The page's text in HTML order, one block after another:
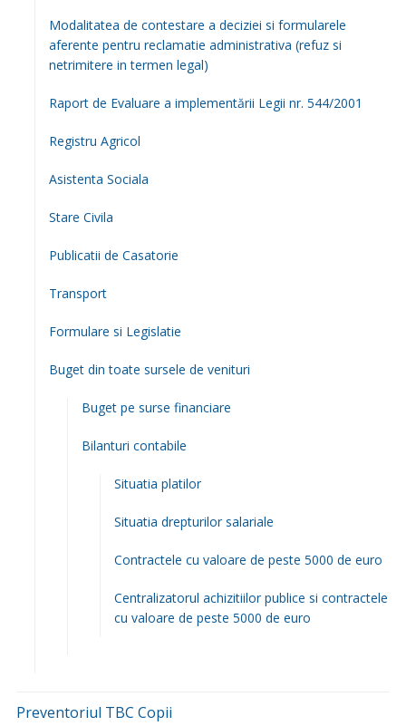
Modalitatea de contestare a deciziei si formularele
aferente pentru reclamatie administrativa (refuz si
netrimitere in termen legal)
Raport de Evaluare a implementării Legii nr. 544/2001
Registru Agricol
Asistenta Sociala
Stare Civila
Publicatii de Casatorie
Transport
Formulare si Legislatie
Buget din toate sursele de venituri
Buget pe surse financiare
Bilanturi contabile
Situatia platilor
Situatia drepturilor salariale
Contractele cu valoare de peste 5000 de euro
Centralizatorul achizitiilor publice si contractele
cu valoare de peste 5000 de euro
Preventoriul TBC Copii